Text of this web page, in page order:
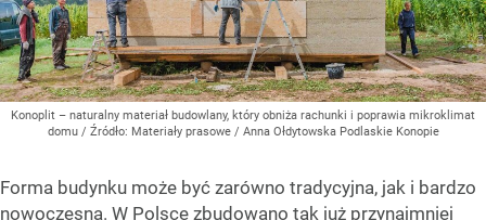
Konoplit – naturalny materiał budowlany, który obniża rachunki i poprawia mikroklimat
domu / Źródło: Materiały prasowe / Anna Ołdytowska Podlaskie Konopie
Forma budynku może być zarówno tradycyjna, jak i bardzo
nowoczesna. W Polsce zbudowano tak już przynajmniej